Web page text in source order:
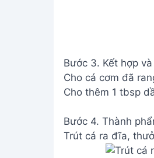
Bước 3. Kết hợp
Cho cá cơm đã
Cho thêm 1 tbsp
Bước 4. Thành
Trút cá ra đĩa,